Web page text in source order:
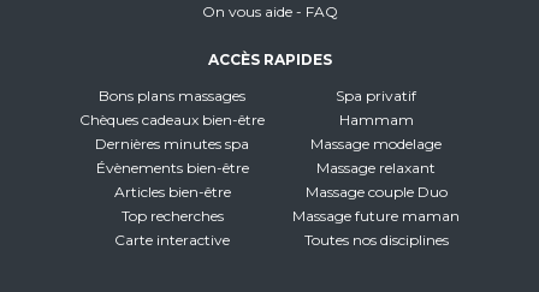
On vous aide - FAQ
ACCÈS RAPIDES
Bons plans massages
Chèques cadeaux bien-être
Dernières minutes spa
Évènements bien-être
Articles bien-être
Top recherches
Carte interactive
Spa privatif
Hammam
Massage modelage
Massage relaxant
Massage couple Duo
Massage future maman
Toutes nos disciplines